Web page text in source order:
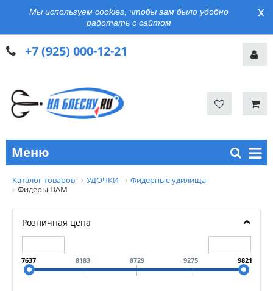
Мы используем cookies, чтобы вам было удобно
работать с сайтом
x
+7 (925) 000-12-21
Меню
Каталог товаров УДОЧКИ
Фидерные удилища
Фидеры DAM
Розничная цена
7637 8183 8729 9275 9821